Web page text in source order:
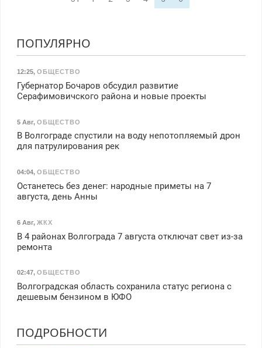
ПОПУЛЯРНО
12:25, ОБЩЕСТВО
Губернатор Бочаров обсудил развитие
Серафимовичского района и новые проекты
5 Авг, ОБЩЕСТВО
В Волгограде спустили на воду непотопляемый дрон
для патрулирования рек
04:04, ОБЩЕСТВО
Останетесь без денег: народные приметы на 7
августа, день Анны
6 Авг, ЖКХ
В 4 районах Волгограда 7 августа отключат свет из-за
ремонта
02:47, ОБЩЕСТВО
Волгоградская область сохранила статус региона с
дешевым бензином в ЮФО
ПОДРОБНОСТИ